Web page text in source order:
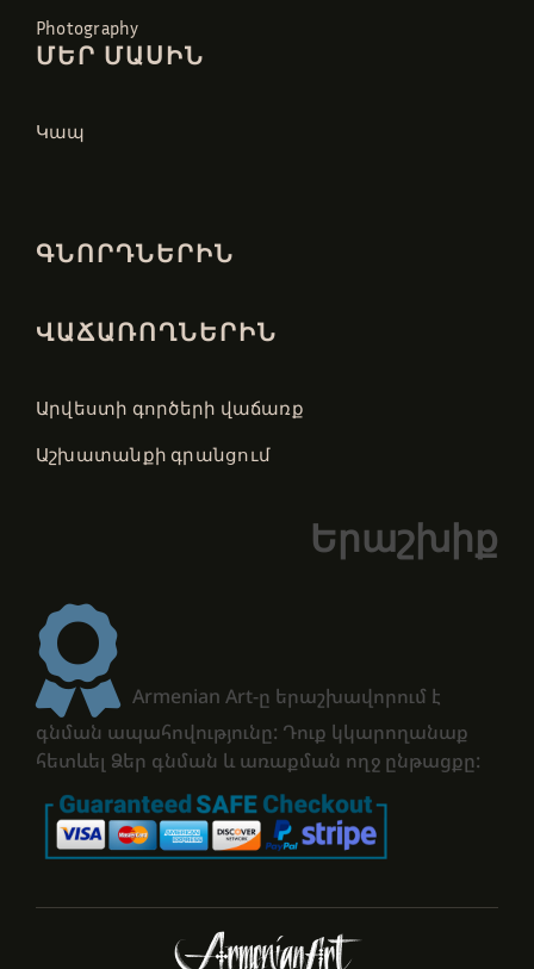
Photography
ՄԵՐ ՄԱՍԻՆ
Կապ
ԳՆՈՐԴՆԵՐԻՆ
ՎԱՃԱՌՈՂՆԵՐԻՆ
Արվեստի գործերի վաճառք
Աշխատանքի գրանցում
Երաշխիք
Armenian Art-ը երաշխավորում է
գնման ապահովությունը: Դուք կկարողանաք
հետևել Ձեր գնման և առաքման ողջ ընթացքը: